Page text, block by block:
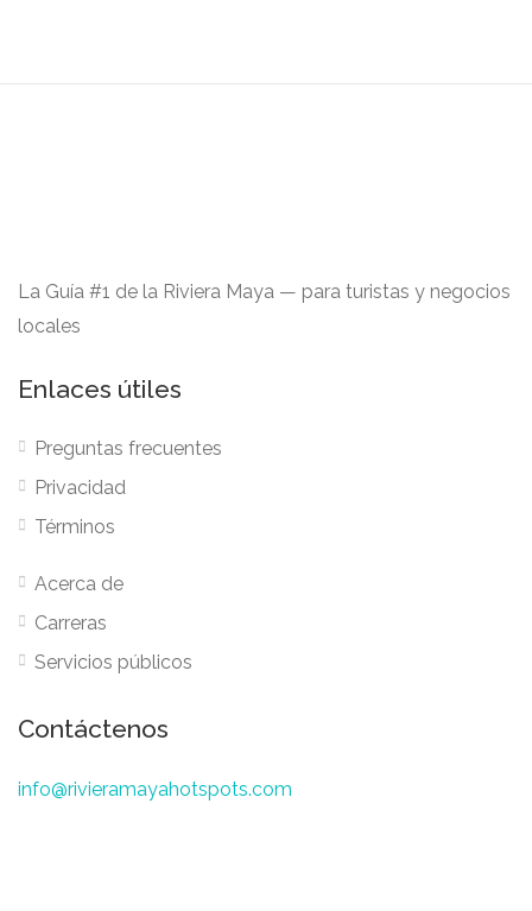
La Guía #1 de la Riviera Maya — para turistas y negocios
locales
Enlaces útiles
Preguntas frecuentes
Privacidad
Términos
Acerca de
Carreras
Servicios públicos
Contáctenos
info@rivieramayahotspots.com